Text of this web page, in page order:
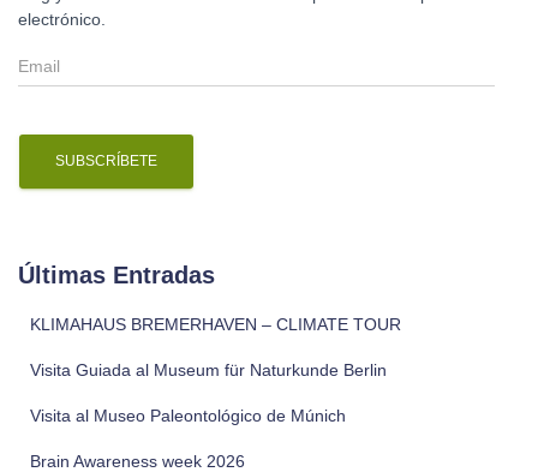
electrónico.
E
m
i
Últimas Entradas
KLIMAHAUS BREMERHAVEN – CLIMATE TOUR
Visita Guiada al Museum für Naturkunde Berlin
Visita al Museo Paleontológico de Múnich
Brain Awareness week 2026